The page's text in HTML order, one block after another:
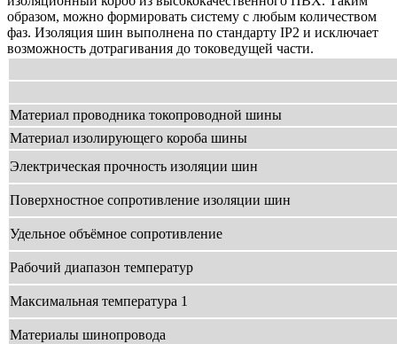
образом, можно формировать систему с любым количеством
фаз. Изоляция шин выполнена по стандарту IP2 и исключает
возможность дотрагивания до токоведущей части.
Материал проводника токопроводной шины
Материал изолирующего короба шины
Электрическая прочность изоляции шин
Поверхностное сопротивление изоляции шин
Удельное объёмное сопротивление
Рабочий диапазон температур
Максимальная температура 1
Материалы шинопровода